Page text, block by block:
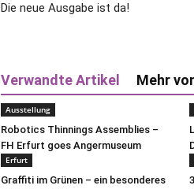
Die neue Ausgabe ist da!
Verwandte Artikel Mehr
Ausstellung
Robotics Thinnings Assemblies –
FH Erfurt goes Angermuseum
Erfurt
Graffiti im Grünen – ein besonderes